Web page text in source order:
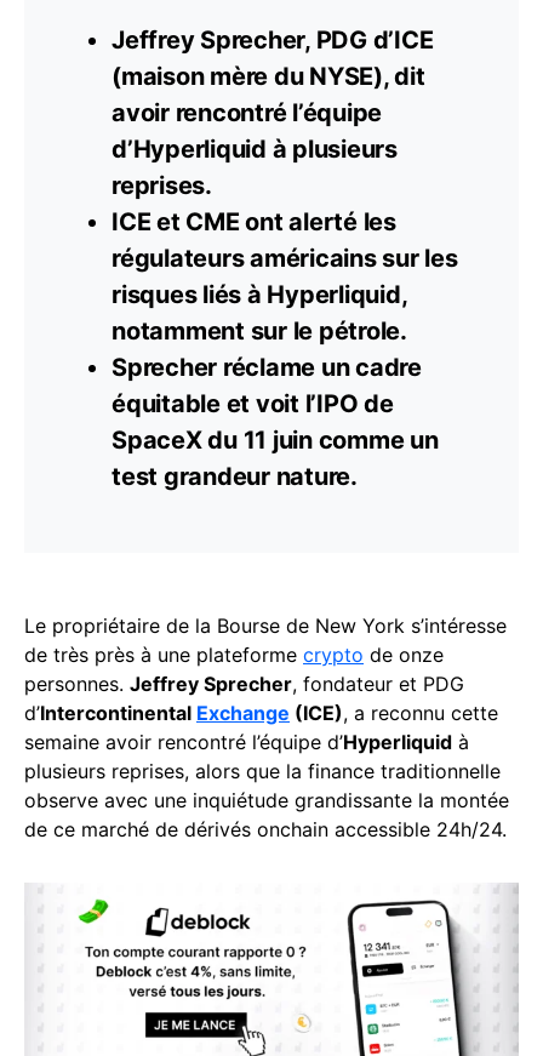
Jeffrey Sprecher, PDG d’ICE
(maison mère du NYSE), dit
avoir rencontré l’équipe
d’Hyperliquid à plusieurs
reprises.
ICE et CME ont alerté les
régulateurs américains sur les
risques liés à Hyperliquid,
notamment sur le pétrole.
Sprecher réclame un cadre
équitable et voit l’IPO de
SpaceX du 11 juin comme un
test grandeur nature.
Le propriétaire de la Bourse de New York s’intéresse
de très près à une plateforme crypto de onze
personnes. Jeffrey Sprecher, fondateur et PDG
d’Intercontinental Exchange (ICE), a reconnu cette
semaine avoir rencontré l’équipe d’Hyperliquid à
plusieurs reprises, alors que la finance traditionnelle
observe avec une inquiétude grandissante la montée
de ce marché de dérivés onchain accessible 24h/24.